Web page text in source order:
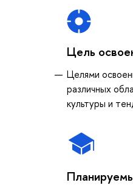
Цель
Целями
различных
культуры и